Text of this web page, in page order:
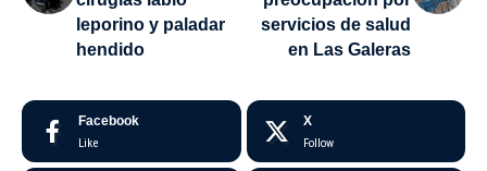
leporino y paladar
hendido
servicios de salud
en Las Galeras
Facebook
Like
X
Follow